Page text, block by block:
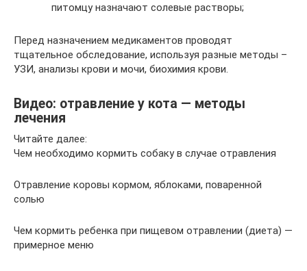
питомцу назначают солевые растворы;
Перед назначением медикаментов проводят
тщательное обследование, используя разные методы –
УЗИ, анализы крови и мочи, биохимия крови.
Видео: отравление у кота — методы
лечения
Читайте далее:
Чем необходимо кормить собаку в случае отравления
Отравление коровы кормом, яблоками, поваренной
солью
Чем кормить ребенка при пищевом отравлении (диета) —
примерное меню